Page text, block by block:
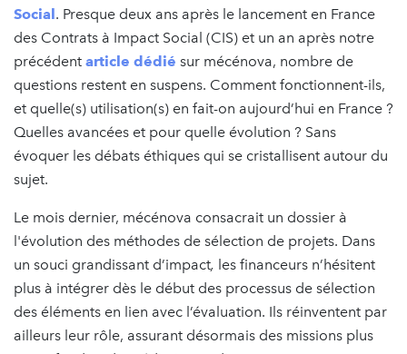
Social. Presque deux ans après le lancement en France
des Contrats à Impact Social (CIS) et un an après notre
précédent article dédié sur mécénova, nombre de
questions restent en suspens. Comment fonctionnent-ils,
et quelle(s) utilisation(s) en fait-on aujourd’hui en France ?
Quelles avancées et pour quelle évolution ? Sans
évoquer les débats éthiques qui se cristallisent autour du
sujet.
Le mois dernier, mécénova consacrait un dossier à
l'évolution des méthodes de sélection de projets. Dans
un souci grandissant d’impact, les financeurs n’hésitent
plus à intégrer dès le début des processus de sélection
des éléments en lien avec l’évaluation. Ils réinventent par
ailleurs leur rôle, assurant désormais des missions plus